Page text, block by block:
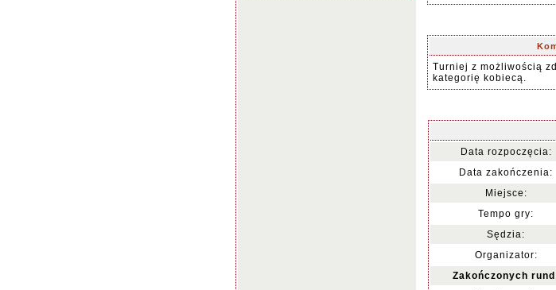
Turniej z możliwością
kategorię kobiecą.
Data rozpoczęcia:
Data zakończenia:
Miejsce:
Tempo gry:
Sędzia:
Organizator:
Zakończonych